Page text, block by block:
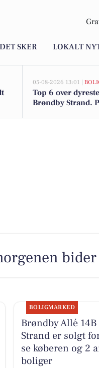
DET SKER LOKALT
05-08-2026 13:01 |
Top 6 over
Brøndby Strand.
BOLIGMARKED
Brøndby Allé
Strand er solgt
se køberen og 2
boliger